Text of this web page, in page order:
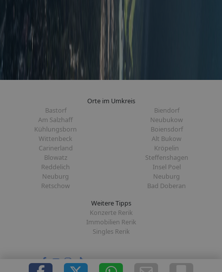
Orte im Umkreis
Bastorf
Biendorf
Am Salzhaff
Neubukow
Kühlungsborn
Boiensdorf
Wittenbeck
Alt Bukow
Carinerland
Kröpelin
Blowatz
Steffenshagen
Reddelich
Insel Poel
Neuburg
Neuburg
Retschow
Bad Doberan
Weitere Tipps
Konzerte Rerik
Immobilien Rerik
Singles Rerik